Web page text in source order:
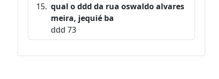
qual o ddd da rua oswaldo alvares
meira, jequié ba
ddd 73